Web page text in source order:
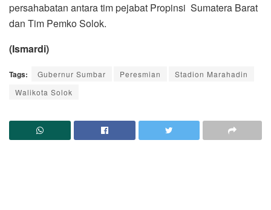
persahabatan antara tim pejabat Propinsi Sumatera Barat
dan Tim Pemko Solok.
(Ismardi)
Tags: Gubernur Sumbar Peresmian
Stadion Marahadin
Walikota Solok